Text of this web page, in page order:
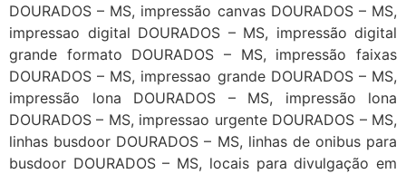
DOURADOS – MS, impressão canvas DOURADOS – MS,
impressao digital DOURADOS – MS, impressão digital
grande formato DOURADOS – MS, impressão faixas
DOURADOS – MS, impressao grande DOURADOS – MS,
impressão lona DOURADOS – MS, impressão lona
DOURADOS – MS, impressao urgente DOURADOS – MS,
linhas busdoor DOURADOS – MS, linhas de onibus para
busdoor DOURADOS – MS, locais para divulgação em